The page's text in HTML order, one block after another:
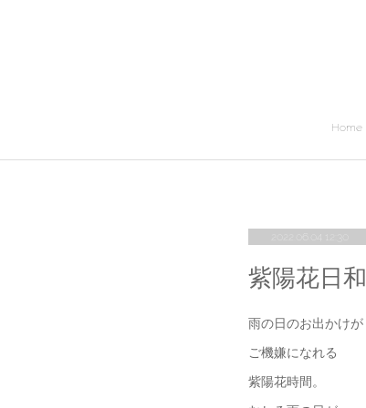
Home
紫陽花日和
雨の日のお出かけが
ご機嫌になれる
紫陽花時間。